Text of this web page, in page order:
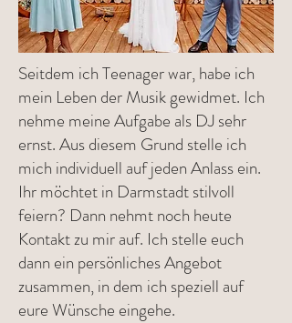
Seitdem ich Teenager war, habe ich
mein Leben der Musik gewidmet. Ich
nehme meine Aufgabe als DJ sehr
ernst. Aus diesem Grund stelle ich
mich individuell auf jeden Anlass ein.
Ihr möchtet in Darmstadt stilvoll
feiern? Dann nehmt noch heute
Kontakt zu mir auf. Ich stelle euch
dann ein persönliches Angebot
zusammen, in dem ich speziell auf
eure Wünsche eingehe.